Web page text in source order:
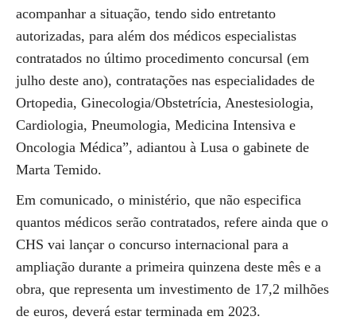
acompanhar a situação, tendo sido entretanto
autorizadas, para além dos médicos especialistas
contratados no último procedimento concursal (em
julho deste ano), contratações nas especialidades de
Ortopedia, Ginecologia/Obstetrícia, Anestesiologia,
Cardiologia, Pneumologia, Medicina Intensiva e
Oncologia Médica”, adiantou à Lusa o gabinete de
Marta Temido.
Em comunicado, o ministério, que não especifica
quantos médicos serão contratados, refere ainda que o
CHS vai lançar o concurso internacional para a
ampliação durante a primeira quinzena deste mês e a
obra, que representa um investimento de 17,2 milhões
de euros, deverá estar terminada em 2023.